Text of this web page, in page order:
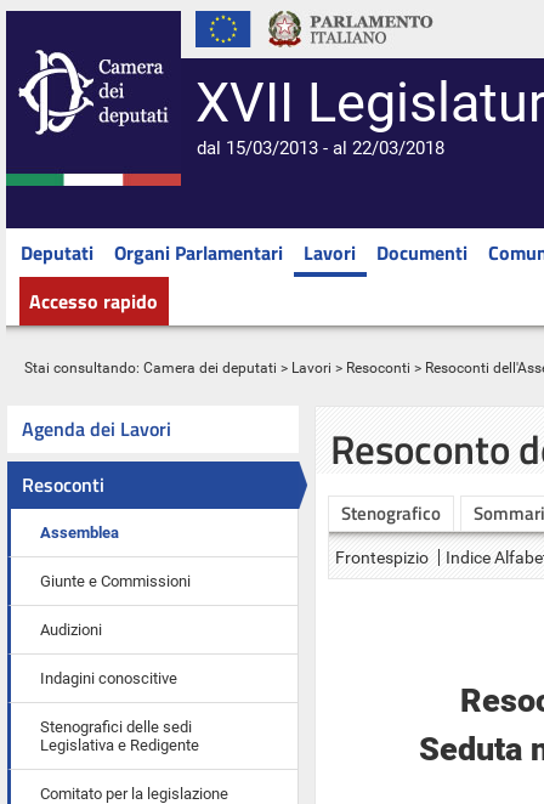
XVII
dal 15/03/2013 - al 22/03/2018
Deputati Organi Parlamentari Lavori Documenti
Accesso rapido
Stai consultando: Camera dei deputati > Lavori > Resoconti > Resoconti
Agenda dei Lavori
Resoconti
Assemblea
Giunte e Commissioni
Audizioni
Indagini conoscitive
Stenografici delle sedi
Legislativa e Redigente
Comitato per la legislazione
Resoconto
Stenografico
Frontespizio Indice
Seduta